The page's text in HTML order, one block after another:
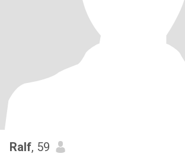
Ralf, 59